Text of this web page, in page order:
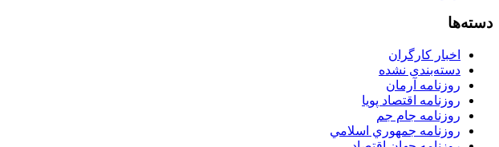
دسته‌ها
اخبار کارگران
دسته‌بندی نشده
روزنامه آرمان
روزنامه اقتصاد پویا
روزنامه جام جم
روزنامه جمهوري اسلامي